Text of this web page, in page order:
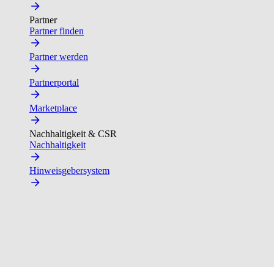
Partner
Partner finden
Partner werden
Partnerportal
Marketplace
Nachhaltigkeit & CSR
Nachhaltigkeit
Hinweisgebersystem